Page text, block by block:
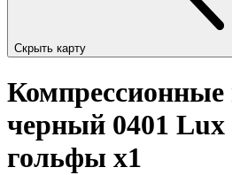
Скрыть карту
черный 0401 Lux
гольфы x1